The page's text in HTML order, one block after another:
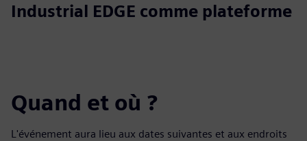
Industrial EDGE comme plateforme
Quand et où ?
L'événement aura lieu aux dates suivantes et aux endroits